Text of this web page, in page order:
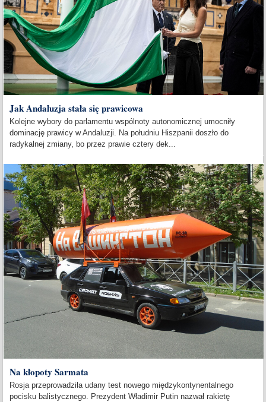
Jak Andaluzja stała się prawicowa
Kolejne wybory do parlamentu wspólnoty autonomicznej umocniły
dominację prawicy w Andaluzji. Na południu Hiszpanii doszło do
radykalnej zmiany, bo przez prawie cztery dek...
Na kłopoty Sarmata
Rosja przeprowadziła udany test nowego międzykontynentalnego
pocisku balistycznego. Prezydent Władimir Putin nazwał rakietę